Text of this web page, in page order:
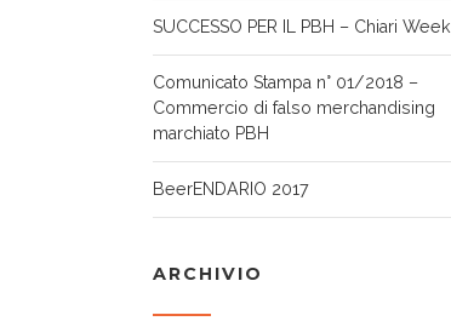
SUCCESSO PER IL PBH – Chiari Week
Comunicato Stampa n° 01/2018 –
Commercio di falso merchandising
marchiato PBH
BeerENDARIO 2017
ARCHIVIO